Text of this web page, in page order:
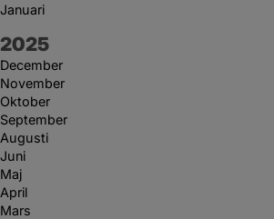
Januari
År:
2025
December
November
Oktober
September
Augusti
Juni
Maj
April
Mars